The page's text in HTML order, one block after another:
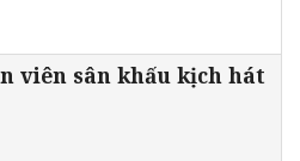
viên sân khấu kịch hát